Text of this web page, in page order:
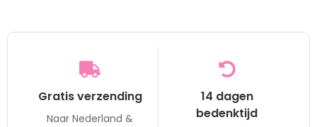
Gratis verzending
Naar Nederland &
14 dagen
bedenktijd